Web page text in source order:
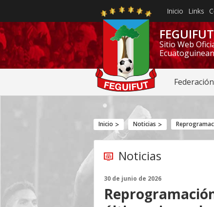
Inicio Links
FEGUIFUT
Sitio Web
Federación
Inicio Noticias
Noticias
30 de junio de 2026